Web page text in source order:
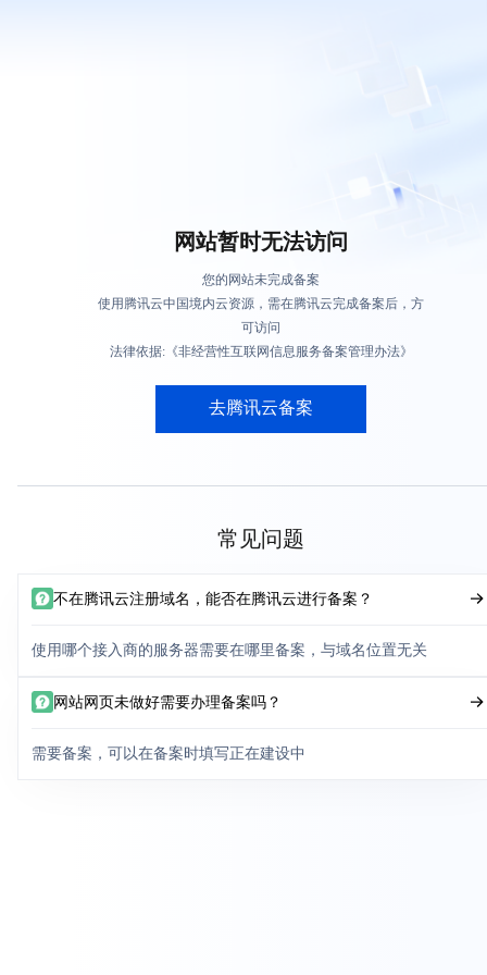
网站暂时无法访问
您的网站未完成备案
使用腾讯云中国境内云资源，需在腾讯云完成备案后，方
可访问
法律依据:《非经营性互联网信息服务备案管理办法》
去腾讯云备案
常见问题
不在腾讯云注册域名，能否在腾讯云进行备案？
使用哪个接入商的服务器需要在哪里备案，与域名位置无关
网站网页未做好需要办理备案吗？
需要备案，可以在备案时填写正在建设中